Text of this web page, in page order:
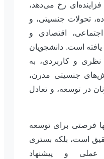
رخ می‌دهد،
تحولات جنسیتی، و
اقتصادی و
است. دانشجویان
و کاربردی، به
جنسیتی مدرن،
در توسعه، و تعادل
فرصتی برای توسعه
است، بلکه بستری
و پیشنهاد